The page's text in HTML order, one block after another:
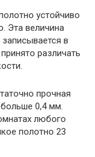
устойчиво
Эта величина
в
различать
прочная
0,4 мм.
любого
полотно 23